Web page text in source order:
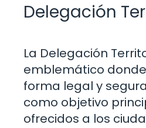
Delegación
La Delegación
emblemático
forma legal y
como objetivo
ofrecidos a los